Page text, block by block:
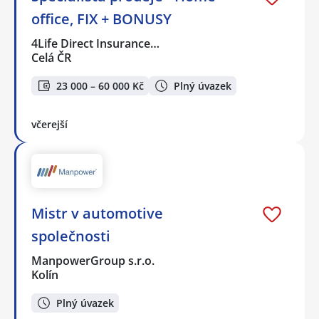
office, FIX + BONUSY
4Life Direct Insurance…
Celá ČR
23 000 – 60 000 Kč Plný úvazek
včerejší
Mistr v automotive
společnosti
ManpowerGroup s.r.o.
Kolín
Plný úvazek